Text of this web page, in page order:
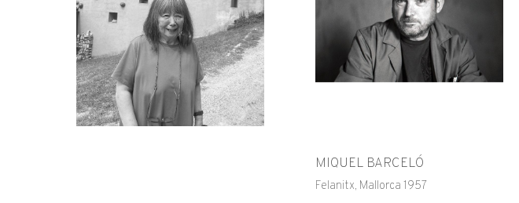
MIQUEL BARCELÓ
Felanitx, Mallorca 1957